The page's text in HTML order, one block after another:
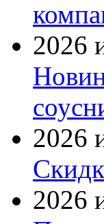
2026
2026
2026